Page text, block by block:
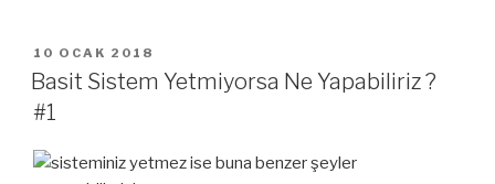
Atlattırmak
YAYIM
TARIHI
10 OCAK 2018
Basit Sistem Yetmiyorsa Ne Yapabiliriz ?
#1